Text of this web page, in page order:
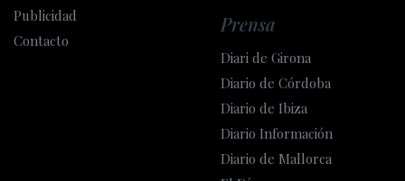
Publicidad
Contacto
Prensa
Diari de Girona
Diario de Córdoba
Diario de Ibiza
Diario Información
Diario de Mallorca